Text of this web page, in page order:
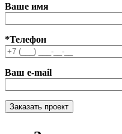
Ваше имя
*Телефон
Ваш e-mail